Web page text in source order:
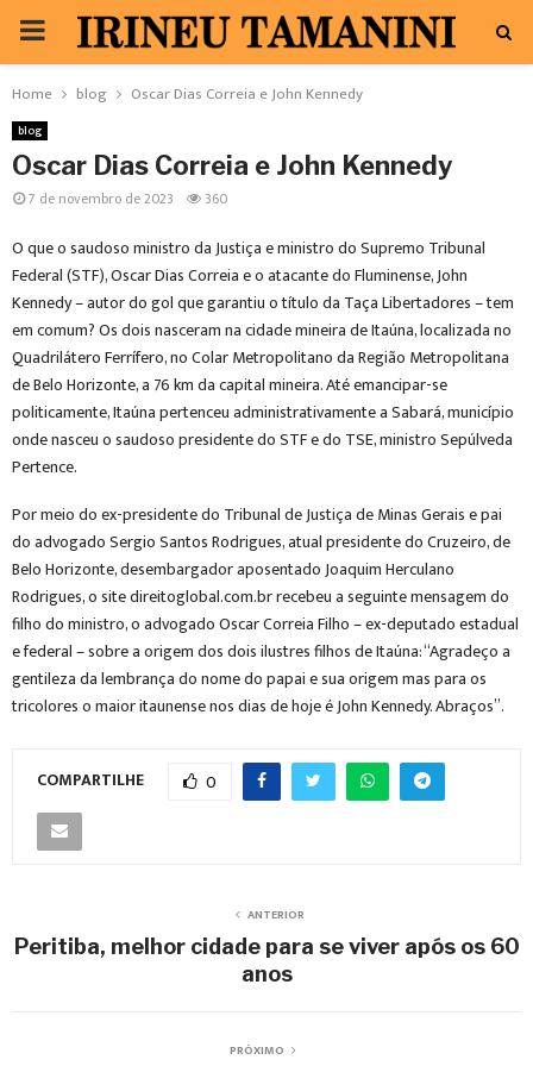
PRIMARY
MENU
Home blog Oscar Dias Correia e John Kennedy
blog
Oscar Dias Correia e John Kennedy
7 de novembro de 2023 360
O que o saudoso ministro da Justiça e ministro do Supremo Tribunal
Federal (STF), Oscar Dias Correia e o atacante do Fluminense, John
Kennedy – autor do gol que garantiu o título da Taça Libertadores – tem
em comum? Os dois nasceram na cidade mineira de Itaúna, localizada no
Quadrilátero Ferrífero, no Colar Metropolitano da Região Metropolitana
de Belo Horizonte, a 76 km da capital mineira. Até emancipar-se
politicamente, Itaúna pertenceu administrativamente a Sabará, município
onde nasceu o saudoso presidente do STF e do TSE, ministro Sepúlveda
Pertence.
Por meio do ex-presidente do Tribunal de Justiça de Minas Gerais e pai
do advogado Sergio Santos Rodrigues, atual presidente do Cruzeiro, de
Belo Horizonte, desembargador aposentado Joaquim Herculano
Rodrigues, o site direitoglobal.com.br recebeu a seguinte mensagem do
filho do ministro, o advogado Oscar Correia Filho – ex-deputado estadual
e federal – sobre a origem dos dois ilustres filhos de Itaúna: “Agradeço a
gentileza da lembrança do nome do papai e sua origem mas para os
tricolores o maior itaunense nos dias de hoje é John Kennedy. Abraços”.
COMPARTILHE 0
ANTERIOR
Peritiba, melhor cidade para se viver após os 60
anos
PRÓXIMO